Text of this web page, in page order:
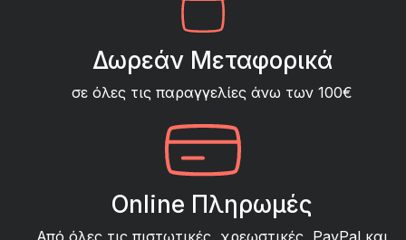
Δωρεάν Μεταφορικά
σε όλες τις παραγγελίες άνω των 100€
Online Πληρωμές
Από όλες τις πιστωτικές, χρεωστικές, PayPal και